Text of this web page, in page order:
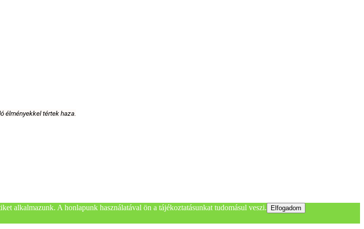
élményekkel tértek haza.
alkalmazunk. A honlapunk használatával ön a tájékoztatásunkat tudomásul veszi.
Elfogadom